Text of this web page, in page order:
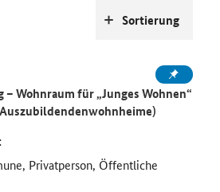
Wohnraum für „Junges Wohnen“
Privatperson, Öffentliche
Sortierung